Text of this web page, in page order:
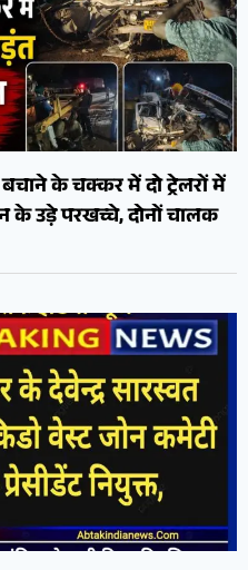
के चक्कर में दो ट्रेलरों में
के उड़े परखच्चे, दोनों चालक